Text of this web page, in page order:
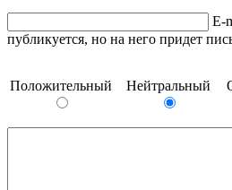
E-
публикуется, но на него придет
Положительный Нейтральный